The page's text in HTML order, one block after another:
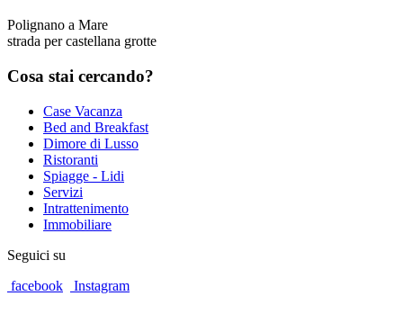
Polignano a Mare
strada per castellana grotte
Cosa stai cercando?
Case Vacanza
Bed and Breakfast
Dimore di Lusso
Ristoranti
Spiagge - Lidi
Servizi
Intrattenimento
Immobiliare
Seguici su
facebook
Instagram